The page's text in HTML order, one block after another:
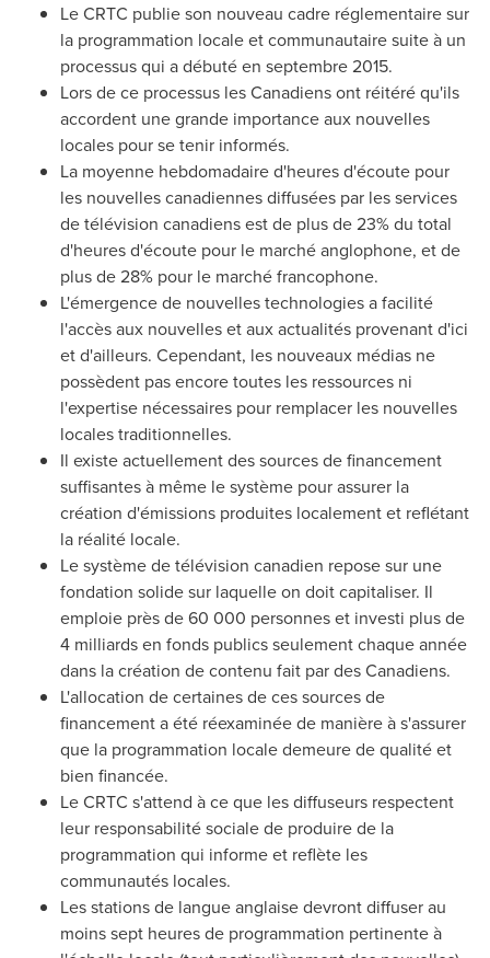
Le CRTC publie son nouveau cadre réglementaire sur
la programmation locale et communautaire suite à un
processus qui a débuté en septembre 2015.
Lors dece processus les Canadiens ont réitéré qu'ils
accordent une grande importance aux nouvelles
locales pour se tenir informés.
La moyenne hebdomadaire d'heures d'écoute pour
les nouvelles canadiennes diffusées par les services
de télévision canadiens est de plus de 23% du total
d'heures d'écoute pour le marché anglophone, et de
plus de 28% pour le marché francophone.
L'émergence de nouvelles technologies a facilité
l'accès aux nouvelles et aux actualités provenant d'ici
et d'ailleurs. Cependant, les nouveaux médias ne
possèdent pas encore toutes les ressources ni
l'expertise nécessaires pour remplacer les nouvelles
locales traditionnelles.
Il existe actuellement des sources de financement
suffisantes à même le système pour assurer la
création d'émissions produites localement et reflétant
la réalité locale.
Le système de télévision canadien repose sur une
fondation solide sur laquelle on doit capitaliser. Il
emploie près de 60 000 personnes et investi plus de
4 milliards en fonds publics seulement chaque année
dans la création de contenu fait par des Canadiens.
L'allocation de certaines de ces sources de
financement a été réexaminée de manière à s'assurer
que la programmation locale demeure de qualité et
bien financée.
Le CRTC s'attend à ce que les diffuseurs respectent
leur responsabilité sociale de produire de la
programmation qui informe et reflète les
communautés locales.
Les stations de langue anglaise devront diffuser au
moins sept heures de programmation pertinente à